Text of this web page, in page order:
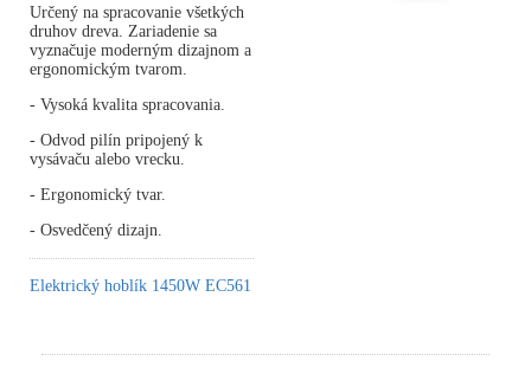
Určený na spracovanie všetkých
druhov dreva. Zariadenie sa
vyznačuje moderným dizajnom a
ergonomickým tvarom.
- Vysoká kvalita spracovania.
- Odvod pilín pripojený k
vysávaču alebo vrecku.
- Ergonomický tvar.
- Osvedčený dizajn.
Elektrický hoblík 1450W EC561